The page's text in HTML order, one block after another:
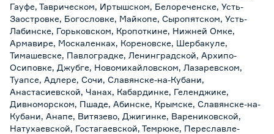
Гауфе, Таврическом, Иртышском, Белореченске, Усть-
Заостровке, Богословке, Майкопе, Сыропятском, Усть-
Лабинске, Горьковском, Кропоткине, Нижней Омке,
Армавире, Москаленках, Кореновске, Шербакуле,
Тимашевске, Павлоградке, Ленинградской, Архипо-
Осиповке, Джубге, Новомихайловском, Лазаревском,
Туапсе, Адлере, Сочи, Славянске-на-Кубани,
Анастасиевской, Чанах, Кабардинке, Геленджике,
Дивноморском, Пшаде, Абинске, Крымске, Славянске-на-
Кубани, Анапе, Витязево, Джигинке, Варениковской,
Натухаевской, Гостагаевской, Темрюке, Переславле-